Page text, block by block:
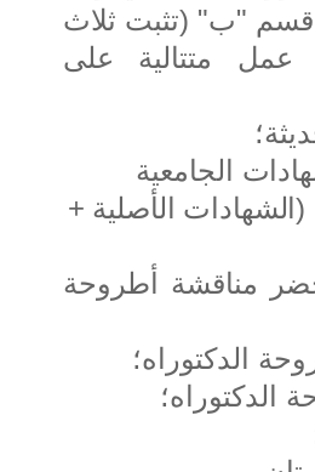
قسم "ب" (تثبت ثلاث
عمل متتالية على
؛
الجامعية
الأصلية +
مناقشة أطروحة
الدكتوراه؛
الدكتوراه؛